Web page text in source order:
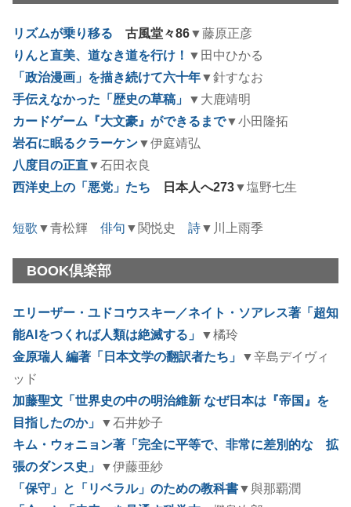
リズムが乗り移る 古風堂々86▼藤原正彦
りんと直美、道なき道を行け！ ▼田中ひかる
「政治漫画」を描き続けて六十年▼針すなお
手伝えなかった「歴史の草稿」
▼大鹿靖明
カードゲーム『大文豪』ができるまで▼小田隆拓
岩石に眠るクラーケン▼伊庭靖弘
八度目の正直▼石田衣良
西洋史上の「悪党」たち 日本人へ273▼塩野七生
短歌 ▼青松輝 俳句 ▼関悦史 詩▼川上雨季
BOOK倶楽部
エリーザー・ユドコウスキー／ネイト・ソアレス著「超知
能AIをつくれば人類は絶滅する」
▼橘玲
金原瑞人 編著「日本文学の翻訳者たち」
▼辛島デイヴィ
ッド
加藤聖文「世界史の中の明治維新 なぜ日本は『帝国』を
目指したのか」
▼石井妙子
キム・ウォニョン著「完全に平等で、非常に差別的な 拡
張のダンス史」
▼伊藤亜紗
「保守」と「リベラル」のための教科書▼與那覇潤